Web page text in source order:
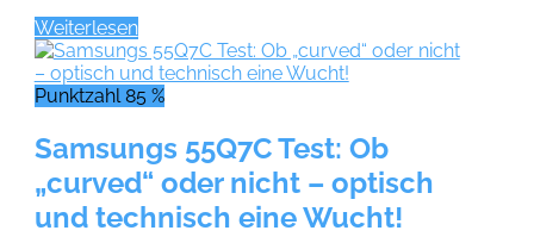
Weiterlesen
Punktzahl 85 %
Samsungs 55Q7C Test: Ob
„curved“ oder nicht – optisch
und technisch eine Wucht!